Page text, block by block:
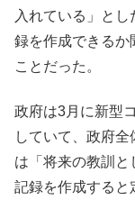
入れている」と
録を作成できるか
ことだった。
政府は3月に新型
していて、政府
は「将来の教訓と
記録を作成すると